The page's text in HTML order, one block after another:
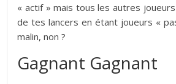
« actif » mais tous les autres
de tes lancers en étant joueurs «
malin, non ?
Gagnant Gagnant